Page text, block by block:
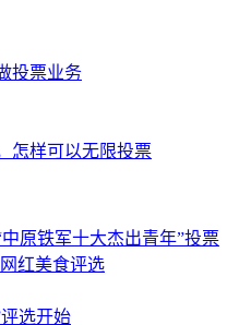
投票业务
怎样可以无限投票
原铁军十大杰出青年”投票
红美食评选
选开始